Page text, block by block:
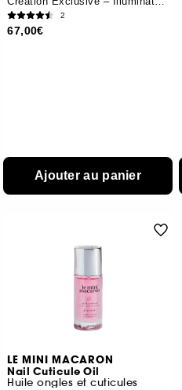
2
67,00€
Ajouter au panier
LE MINI MACARON
Nail Cuticule Oil
Huile ongles et cuticules